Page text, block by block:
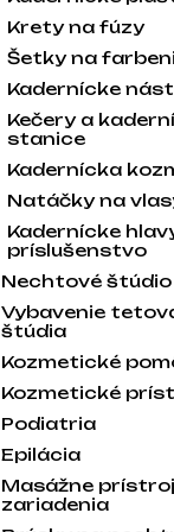
Krety na fúzy
Šetky na
Kadernícke
Kečery a
stanice
Kadernícka
Natáčky na
Kadernícke
príslušenstvo
Nechtové štúdio
Vybavenie
štúdia
Kozmetické
Kozmetické
Podiatria
Epilácia
Masážne
zariadenia